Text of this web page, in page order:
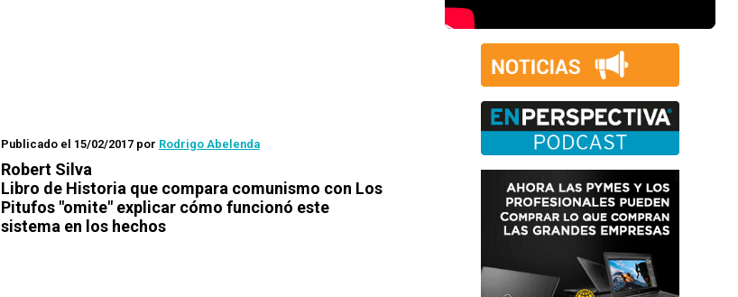
Publicado el 15/02/2017 por Rodrigo Abelenda
Robert Silva
Libro de Historia que compara comunismo con Los
Pitufos "omite" explicar cómo funcionó este
sistema en los hechos